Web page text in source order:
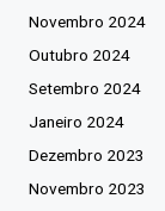
Novembro 2024
Outubro 2024
Setembro 2024
Janeiro 2024
Dezembro 2023
Novembro 2023